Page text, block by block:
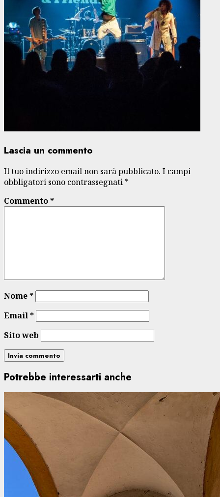
Lascia un commento
Il tuo indirizzo email non sarà pubblicato. I campi
obbligatori sono contrassegnati *
Commento*
Nome*
Email*
Sito web
Potrebbe interessarti anche